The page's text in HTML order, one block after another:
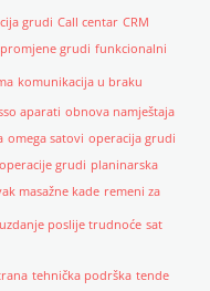
grudi Call centar CRM
grudi funkcionalni
komunikacija u braku
aparati obnova namještaja
omega satovi operacija grudi
grudi planinarska
masažne kade remeni za
poslije trudnoće sat
tehnička podrška tende